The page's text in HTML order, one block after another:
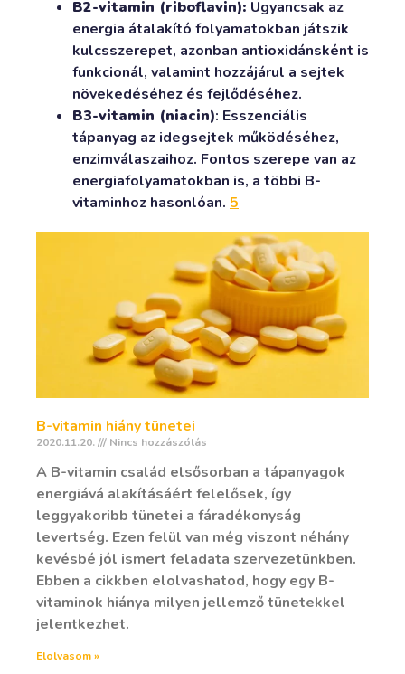
B2-vitamin (riboflavin): Ugyancsak az
energia átalakító folyamatokban játszik
kulcsszerepet, azonban antioxidánsként is
funkcionál, valamint hozzájárul a sejtek
növekedéséhez és fejlődéséhez.
B3-vitamin (niacin): Esszenciális
tápanyag az idegsejtek működéséhez,
enzimválaszaihoz. Fontos szerepe van az
energiafolyamatokban is, a többi B-
vitaminhoz hasonlóan. 5
B-vitamin hiány tünetei
2020.11.20. Nincs hozzászólás
A B-vitamin család elsősorban a tápanyagok
energiává alakításáért felelősek, így
leggyakoribb tünetei a fáradékonyság
levertség. Ezen felül van még viszont néhány
kevésbé jól ismert feladata szervezetünkben.
Ebben a cikkben elolvashatod, hogy egy B-
vitaminok hiánya milyen jellemző tünetekkel
jelentkezhet.
Elolvasom »